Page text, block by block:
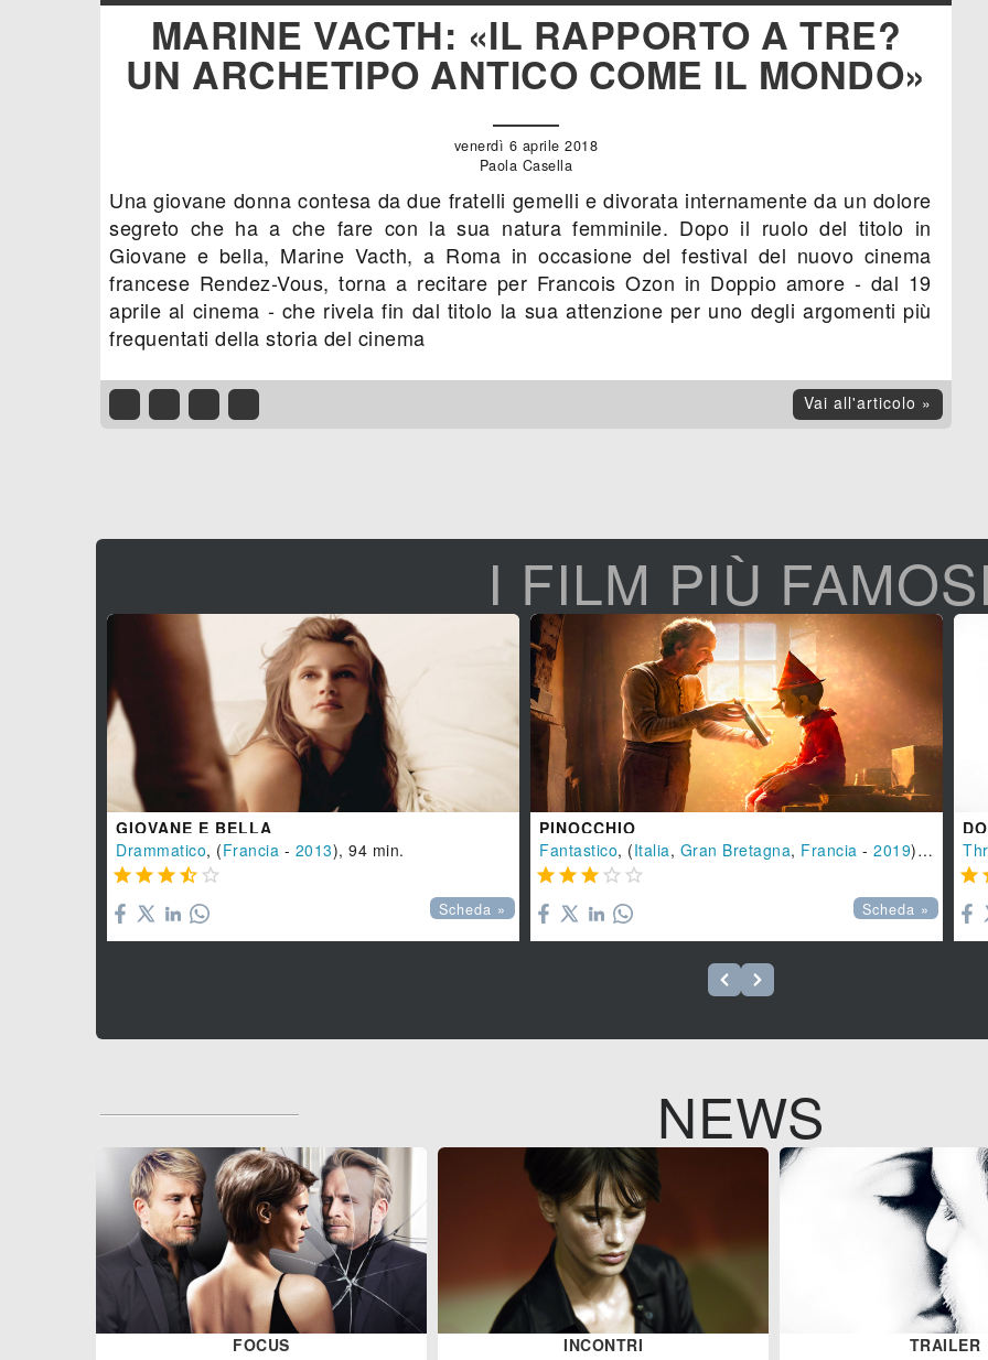
MARINE VACTH: «IL RAPPORTO A TRE?
UN ARCHETIPO ANTICO COME IL MONDO»
venerdì 6 aprile 2018
Paola Casella
Una giovane donna contesa da due fratelli gemelli e divorata internamente da un dolore
segreto che ha a che fare con la sua natura femminile. Dopo il ruolo del titolo in
Giovane e bella, Marine Vacth, a Roma in occasione del festival del nuovo cinema
francese Rendez-Vous, torna a recitare per Francois Ozon in Doppio amore - dal 19
aprile al cinema - che rivela fin dal titolo la sua attenzione per uno degli argomenti più
frequentati della storia del cinema
Vai all'articolo »
I FILM PIÙ
GIOVANE E BELLA
Drammatico, (Francia - 2013), 94 min.
    
Scheda »
PINOCCHIO
Fantastico, (Italia, Gran Bretagna, Francia - 2019), 125 min.
    
Scheda »

NEWS
FOCUS INCONTRI TRAILER